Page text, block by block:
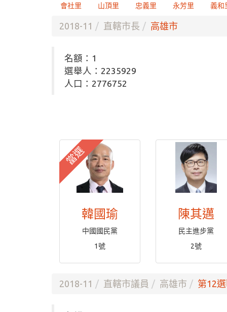
會社里 山頂里 忠義里 永芳里 義和
2018-11 直轄市長 高雄市
名額：1
選舉人：2235929
人口：2776752
當選
韓國瑜
中國國民黨
1號
陳其邁
民主進步黨
2號
2018-11 直轄市議員 高雄市 第12